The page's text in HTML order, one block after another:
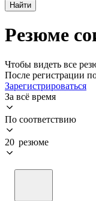
Найти
Резюме
Чтобы видеть все
После регистрации
Зарегистрироваться
За всё время
По соответствию
20 резюме